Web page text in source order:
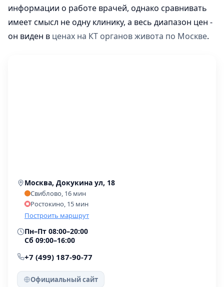
информации о работе врачей, однако сравнивать
имеет смысл не одну клинику, а весь диапазон цен -
он виден в ценах на КТ органов живота по Москве.
Москва, Докукина ул, 18
Свиблово, 16 мин
Ростокино, 15 мин
Построить маршрут
Пн–Пт 08:00–20:00
Сб 09:00–16:00
+7 (499) 187-90-77
Официальный сайт